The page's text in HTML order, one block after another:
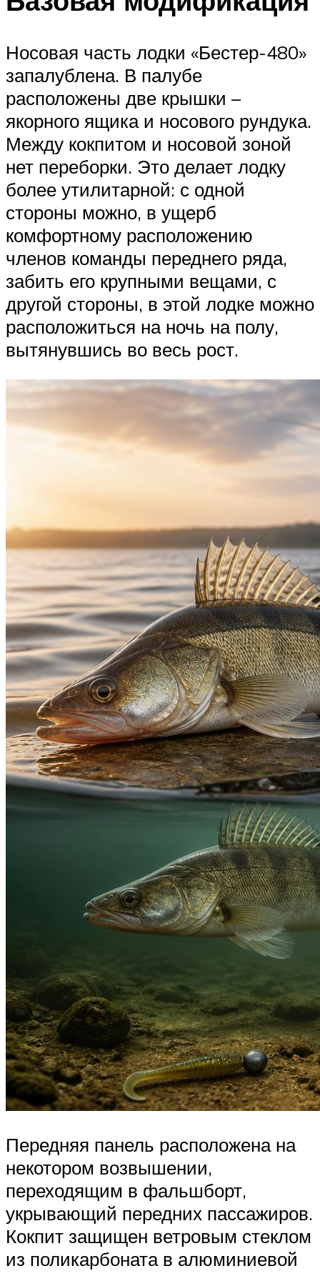
Носовая часть лодки «Бестер-480»
запалублена. В палубе
расположены две крышки –
якорного ящика и носового рундука.
Между кокпитом и носовой зоной
нет переборки. Это делает лодку
более утилитарной: с одной
стороны можно, в ущерб
комфортному расположению
членов команды переднего ряда,
забить его крупными вещами, с
другой стороны, в этой лодке можно
расположиться на ночь на полу,
вытянувшись во весь рост.
Передняя панель расположена на
некотором возвышении,
переходящим в фальшборт,
укрывающий передних пассажиров.
Кокпит защищен ветровым стеклом
из поликарбоната в алюминиевой